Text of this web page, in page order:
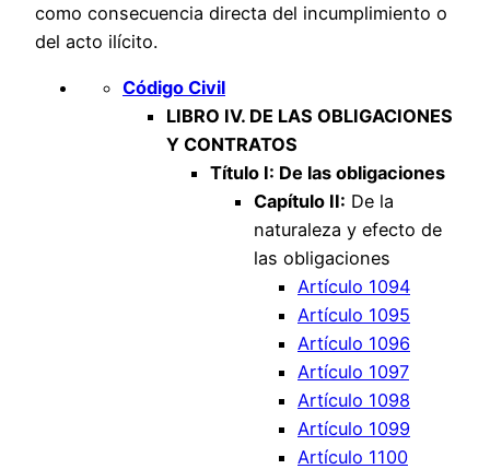
como consecuencia directa del incumplimiento o
del acto ilícito.
Código Civil
LIBRO IV. DE LAS OBLIGACIONES
Y CONTRATOS
Título I: De las obligaciones
Capítulo II: De la
naturaleza y efecto de
las obligaciones
Artículo 1094
Artículo 1095
Artículo 1096
Artículo 1097
Artículo 1098
Artículo 1099
Artículo 1100